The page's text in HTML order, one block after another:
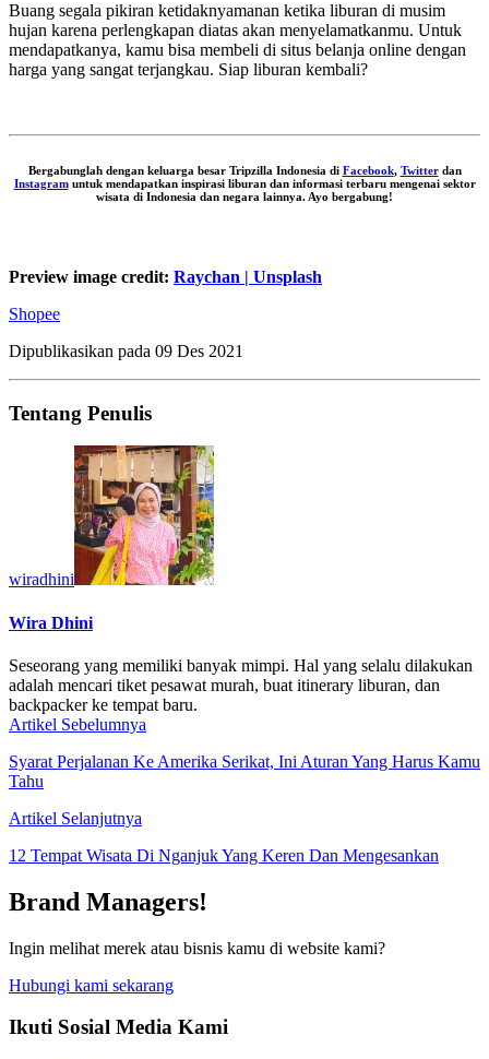
Buang segala pikiran ketidaknyamanan ketika liburan di musim
hujan karena perlengkapan diatas akan menyelamatkanmu. Untuk
mendapatkanya, kamu bisa membeli di situs belanja online dengan
harga yang sangat terjangkau. Siap liburan kembali?
Bergabunglah dengan keluarga besar Tripzilla Indonesia di Facebook, Twitterdan
Instagramuntuk mendapatkan inspirasi liburan dan informasi terbaru mengenai sektor
wisata di Indonesia dan negara lainnya. Ayo bergabung!
Preview image credit: Raychan | Unsplash
Shopee
Dipublikasikan pada 09 Des 2021
Tentang Penulis
wiradhini
Wira Dhini
Seseorang yang memiliki banyak mimpi. Hal yang selalu dilakukan
adalah mencari tiket pesawat murah, buat itinerary liburan, dan
backpacker ke tempat baru.
Artikel Sebelumnya
Syarat Perjalanan Ke Amerika Serikat, Ini Aturan Yang Harus Kamu
Tahu
Artikel Selanjutnya
12 Tempat Wisata Di Nganjuk Yang Keren Dan Mengesankan
Brand Managers!
Ingin melihat merek atau bisnis kamu di website kami?
Hubungi kami sekarang
Ikuti Sosial Media Kami